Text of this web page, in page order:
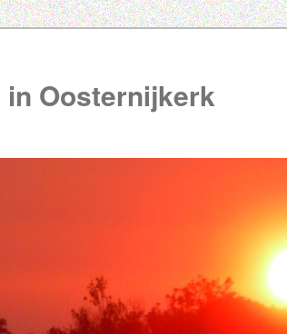
in Oosternijkerk